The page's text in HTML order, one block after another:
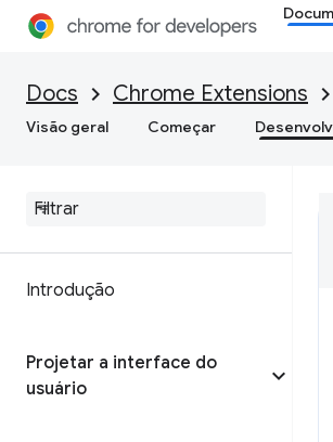
Docs Chrome Extensions
Visão geral Começar
Introdução
Projetar a interface do
usuário